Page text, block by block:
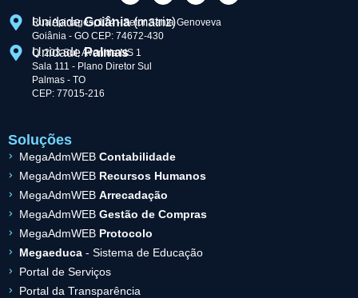
UnidadeGoiânia(matriz)
Rua Apinagés, 174 - Setor Santa Genoveva
Goiânia - GO CEP: 74672-430
UnidadePalmas
Q. 203 Sul, Avenida NS 1
Sala 111 - Plano Diretor Sul
Palmas - TO
CEP: 77015-216
Soluções
MegaAdmWEB Contabilidade
MegaAdmWEB Recursos Humanos
MegaAdmWEB Arrecadação
MegaAdmWEB Gestão de Compras
MegaAdmWEB Protocolo
Megaeduca- Sistema de Educação
Portal de Serviços
Portal da Transparência